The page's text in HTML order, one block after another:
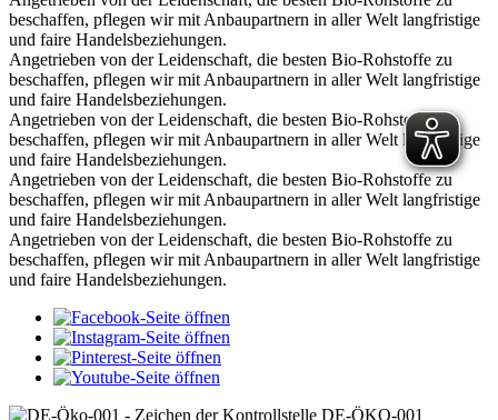
beschaffen, pflegen wir mit Anbaupartnern in aller Welt langfristige
und faire Handelsbeziehungen.
Angetrieben von der Leidenschaft, die besten Bio-Rohstoffe zu
beschaffen, pflegen wir mit Anbaupartnern in aller Welt langfristige
und faire Handelsbeziehungen.
Angetrieben von der Leidenschaft, die besten Bio-Rohstoffe zu
beschaffen, pflegen wir mit Anbaupartnern in aller Welt langfristige
und faire Handelsbeziehungen.
Angetrieben von der Leidenschaft, die besten Bio-Rohstoffe zu
beschaffen, pflegen wir mit Anbaupartnern in aller Welt langfristige
und faire Handelsbeziehungen.
Angetrieben von der Leidenschaft, die besten Bio-Rohstoffe zu
beschaffen, pflegen wir mit Anbaupartnern in aller Welt langfristige
und faire Handelsbeziehungen.
DE-ÖKO-001